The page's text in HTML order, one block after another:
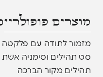
מוצרים
מזמור לתודה עם פלקטה
סט תהילים וסימניה אשת
תהילים מקור הברכה